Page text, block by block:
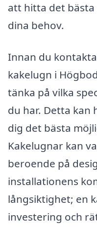
att hitta det
dina behov.
Innan du
kakelugn i
tänka på vilka
du har. Detta kan
dig det bästa
Kakelugnar kan
beroende på
installationens
långsiktighet; en
investering och